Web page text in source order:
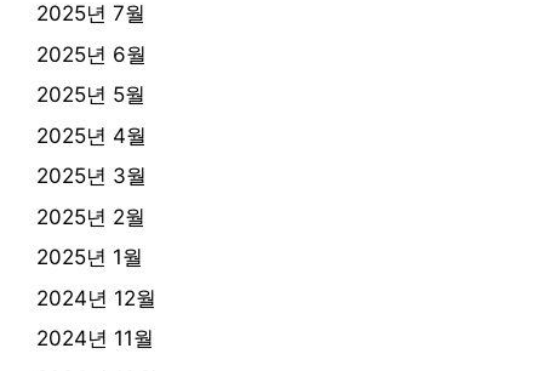
2025년 7월
2025년 6월
2025년 5월
2025년 4월
2025년 3월
2025년 2월
2025년 1월
2024년 12월
2024년 11월